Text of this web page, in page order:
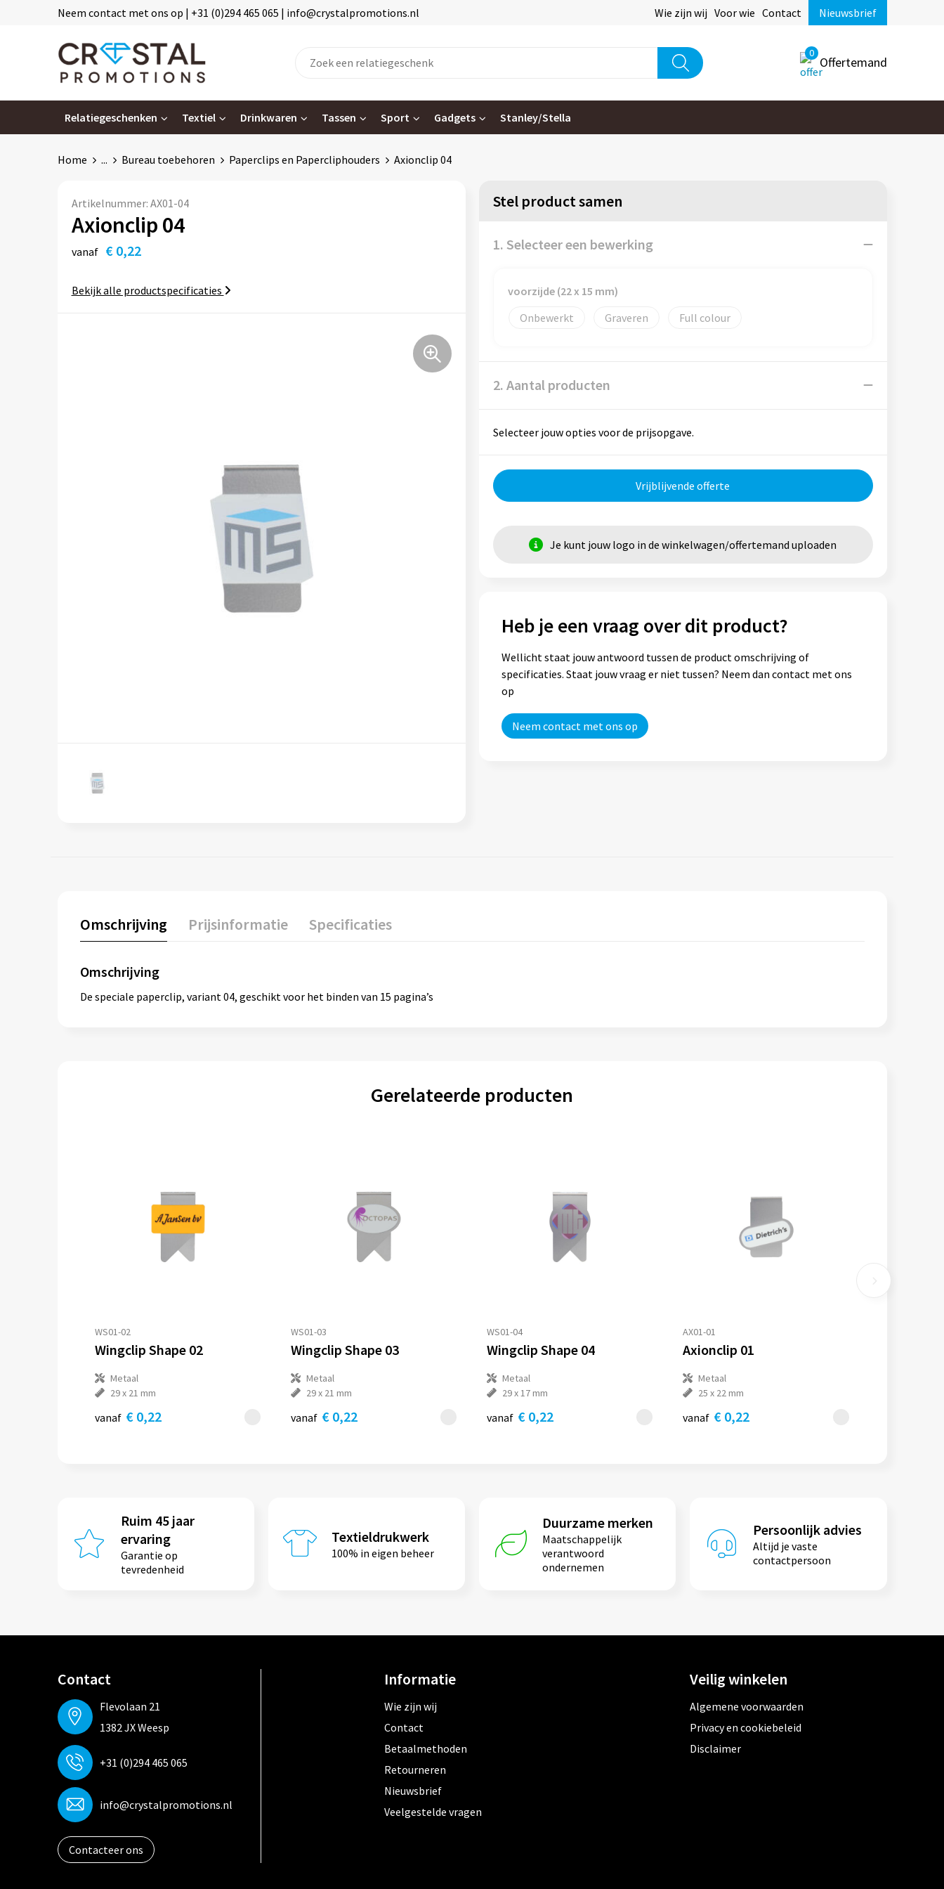
Neem contact met ons op | +31 (0)294 465 065 | info@crystalpromotions.nl Wie zijn wij Voor wie Contact Nieuwsbrief
0
Offertemand
Relatiegeschenken Textiel Drinkwaren Tassen Sport Gadgets Stanley/Stella
Home ... Bureau toebehoren Paperclips en Papercliphouders Axionclip 04
Artikelnummer: AX01-04
Axionclip 04
vanaf € 0,22
Bekijk alle productspecificaties
Stel product samen
1. Selecteer een bewerking
voorzijde (22 x 15 mm)
Onbewerkt
Graveren Full colour
2. Aantal producten
Selecteer jouw opties voor de prijsopgave.
Vrijblijvende offerte
Je kunt jouw logo in de winkelwagen/offertemand uploaden
Heb je een vraag over dit product?
Wellicht staat jouw antwoord tussen de product omschrijving of
specificaties. Staat jouw vraag er niet tussen? Neem dan contact met ons
op
Neem contact met ons op
Omschrijving Prijsinformatie Specificaties
Omschrijving
De speciale paperclip, variant 04, geschikt voor het binden van 15 pagina’s
Gerelateerde producten
WS01-02
Wingclip Shape 02
Metaal
29 x 21 mm
vanaf € 0,22
WS01-03
Wingclip Shape 03
Metaal
29 x 21 mm
vanaf € 0,22
WS01-04
Wingclip Shape 04
Metaal
29 x 17 mm
vanaf € 0,22
AX01-01
Axionclip 01
Metaal
25 x 22 mm
vanaf € 0,22
Ruim 45 jaar
ervaring
Garantie op
tevredenheid
Textieldrukwerk
100% in eigen beheer
Duurzame merken
Maatschappelijk
verantwoord
ondernemen
Persoonlijk advies
Altijd je vaste
contactpersoon
Contact
Flevolaan 21
1382 JX Weesp
+31 (0)294 465 065
info@crystalpromotions.nl
Contacteer ons
Informatie
Wie zijn wij
Contact
Betaalmethoden
Retourneren
Nieuwsbrief
Veelgestelde vragen
Veilig winkelen
Algemene voorwaarden
Privacy en cookiebeleid
Disclaimer